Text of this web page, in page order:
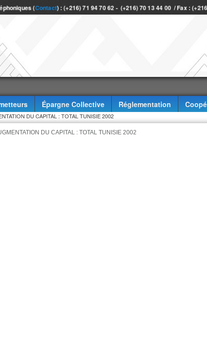
(Contact) : (+216) 71 94 70 62 - (+216) 70 13 44 00 / Fax :
Épargne Collective Réglementation
DU CAPITAL : TOTAL TUNISIE 2002
DU CAPITAL : TOTAL TUNISIE 2002